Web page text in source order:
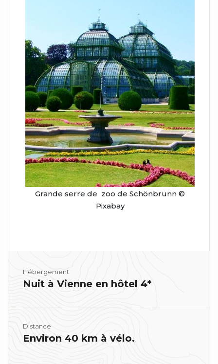
Grande serre de zoo de Schönbrunn ©
Pixabay
Hébergement
Nuit à Vienne en hôtel 4*
Distance
Environ 40 km à vélo.